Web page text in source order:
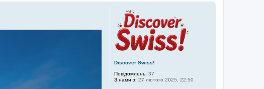
Discover Swiss!
Повідомлень: 37
З нами з: 27 лютого 2025, 22:50